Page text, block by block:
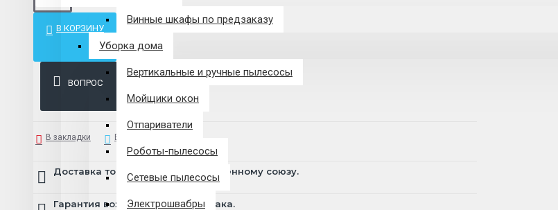
Винные шкафы по предзаказу
Уборка дома
Вертикальные и ручные пылесосы
Мойщики окон
Отпариватели
Роботы-пылесосы
Сетевые пылесосы
Электрошвабры
В КОРЗИНУ
ВОПРОС
В закладки В сравнение
Доставка товара по всему Таможенному союзу.
Гарантия возврата и обмена брака.